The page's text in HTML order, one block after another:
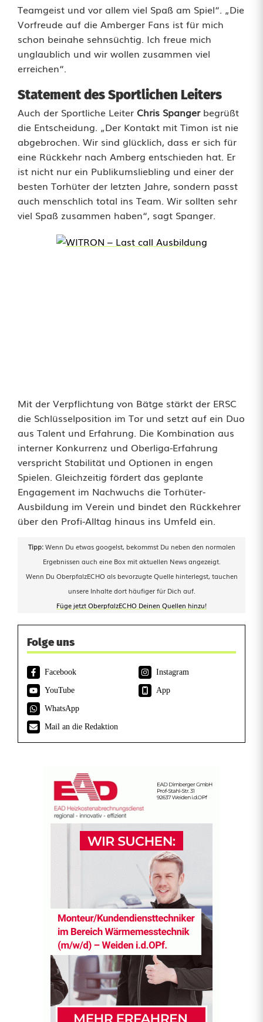
u
m
E
R
S
C
A
m
b
e
k
Teamgeist und vor allem viel Spaß am Spiel“. „Die
Vorfreude auf die Amberger Fans ist für mich
schon beinahe sehnsüchtig. Ich freue mich
unglaublich und wir wollen zusammen viel
erreichen“.
Statement des Sportlichen Leiters
Auch der Sportliche Leiter Chris Spangerbegrüßt
die Entscheidung. „Der Kontakt mit Timon ist nie
abgebrochen. Wir sind glücklich, dass er sich für
eine Rückkehr nach Amberg entschieden hat. Er
ist nicht nur ein Publikumsliebling und einer der
besten Torhüter der letzten Jahre, sondern passt
auch menschlich total ins Team. Wir sollten sehr
viel Spaß zusammen haben“, sagt Spanger.
Mit der Verpflichtung von Bätge stärkt der ERSC
die Schlüsselposition im Tor und setzt auf ein Duo
aus Talent und Erfahrung. Die Kombination aus
interner Konkurrenz und Oberliga-Erfahrung
verspricht Stabilität und Optionen in engen
Spielen. Gleichzeitig fördert das geplante
Engagement im Nachwuchs die Torhüter-
Ausbildung im Verein und bindet den Rückkehrer
über den Profi-Alltag hinaus ins Umfeld ein.
Tipp:Wenn Du etwas googelst, bekommst Du neben den normalen
Ergebnissen auch eine Box mit aktuellen News angezeigt.
Wenn Du OberpfalzECHO als bevorzugte Quelle hinterlegst, tauchen
unsere Inhalte dort häufiger für Dich auf.
Füge jetzt OberpfalzECHO Deinen Quellen hinzu!
Folge uns
Facebook
Instagram
YouTube
App
WhatsApp
Mail an die Redaktion